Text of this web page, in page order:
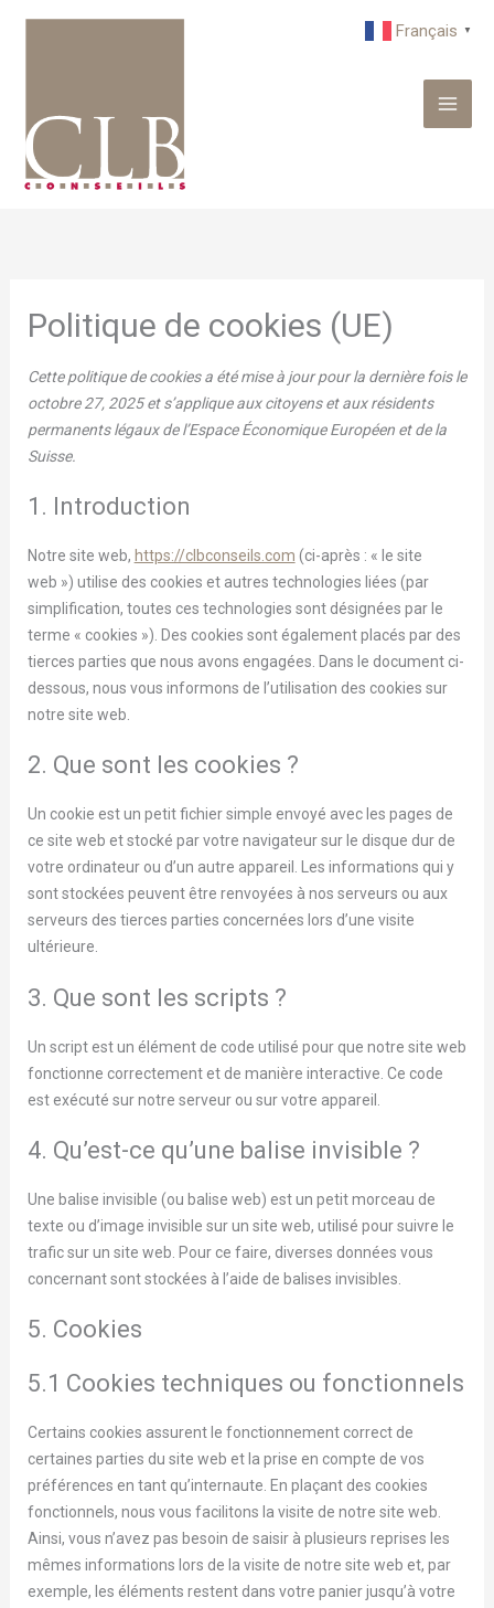
Politique de cookies (UE)
Cette politique de cookies a été mise à jour pour la dernière fois le
octobre 27, 2025 et s’applique aux citoyens et aux résidents
permanents légaux de l’Espace Économique Européen et de la
Suisse.
1. Introduction
Notre site web, https://clbconseils.com (ci-après : « le site
web ») utilise des cookies et autres technologies liées (par
simplification, toutes ces technologies sont désignées par le
terme « cookies »). Des cookies sont également placés par des
tierces parties que nous avons engagées. Dans le document ci-
dessous, nous vous informons de l’utilisation des cookies sur
notre site web.
2. Que sont les cookies ?
Un cookie est un petit fichier simple envoyé avec les pages de
ce site web et stocké par votre navigateur sur le disque dur de
votre ordinateur ou d’un autre appareil. Les informations qui y
sont stockées peuvent être renvoyées à nos serveurs ou aux
serveurs des tierces parties concernées lors d’une visite
ultérieure.
3. Que sont les scripts ?
Un script est un élément de code utilisé pour que notre site web
fonctionne correctement et de manière interactive. Ce code
est exécuté sur notre serveur ou sur votre appareil.
4. Qu’est-ce qu’une balise invisible ?
Une balise invisible (ou balise web) est un petit morceau de
texte ou d’image invisible sur un site web, utilisé pour suivre le
trafic sur un site web. Pour ce faire, diverses données vous
concernant sont stockées à l’aide de balises invisibles.
5. Cookies
5.1 Cookies techniques ou fonctionnels
Certains cookies assurent le fonctionnement correct de
certaines parties du site web et la prise en compte de vos
préférences en tant qu’internaute. En plaçant des cookies
fonctionnels, nous vous facilitons la visite de notre site web.
Ainsi, vous n’avez pas besoin de saisir à plusieurs reprises les
mêmes informations lors de la visite de notre site web et, par
exemple, les éléments restent dans votre panier jusqu’à votre
Français ▼